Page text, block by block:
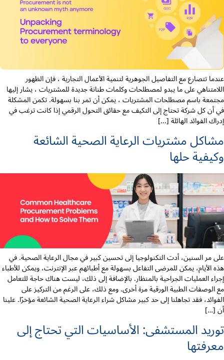
عندما تتصارع مع التفاصيل الجوهرية لتنمية الأعمال التجارية ، فإن الظهور
اللامتناهي على ما يبدو لمصطلحات وكلمات طنانة جديدة للمشتريات ، يشار إليها
مجتمعة باسم مصطلحات المشتريات ، يمكن أن تمر بنا بسهولة. تكمن المشكلة
في أن كل شركة تحتاج إلى التكيف مع حقائق التحول الرقمي إذا كانت ترغب في
إدراك الفوائد الهائلة [...]
مشاكل مشتريات الرعاية الصحية الشائعة
وكيفية حلها
على مر السنين، أدت التكنولوجيا إلى تحسين كبير في مجال الرعاية الصحية. في
هذه الأيام، يمكن للمرضى التفاعل بسهولة مع أطبائهم عبر الإنترنت، ويمكن للأطباء
إجراء العمليات الجراحية بالمنظار. بالإضافة إلى ذلك، ليست هناك حاجة للتعامل
مع الوصفات الطبية الورقية مرة أخرى. ومع ذلك، على الرغم من التركيز على
الفوائد، فقد تجاهلنا إلى حد كبير مشاكل شراء الرعاية الصحية الشائعة مؤخرًا. علينا
أن […]
توريد المستشفى: الأساسيات التي تحتاج إلى
معرفتها